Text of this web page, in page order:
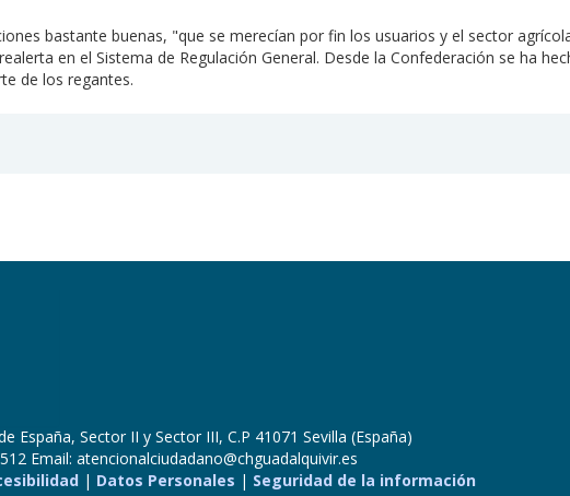
bastante buenas, "que se merecían por fin los usuarios y el sector
en el Sistema de Regulación General. Desde la Confederación se ha
de los regantes.
Sector II y Sector III, C.P 41071 Sevilla (España)
Email: atencionalciudadano@chguadalquivir.es
| Datos Personales | Seguridad de la información